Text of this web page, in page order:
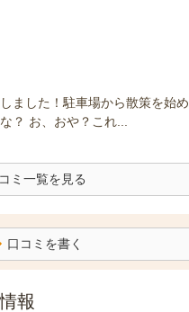
ました！駐車場から散策を始め
？ お、おや？これ...
ミ一覧を見る
口コミを書く
報